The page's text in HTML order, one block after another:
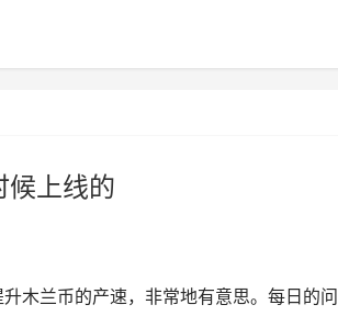
候上线的
木兰币的产速，非常地有意思。每日的问